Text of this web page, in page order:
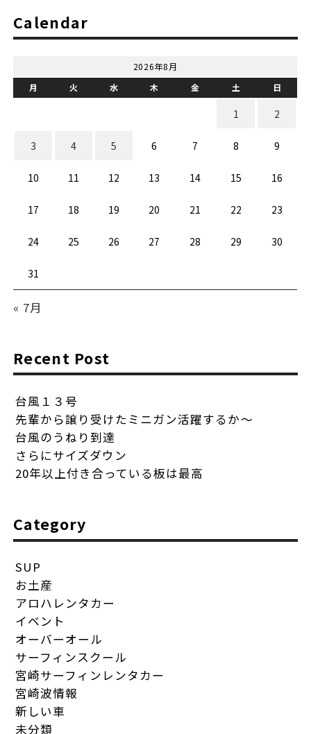
Calendar
2026年8月
月
火 水 木 金 土 日
1 2
3 4 5 6 7 8 9
10 11 12 13 14 15 16
17 18 19 20 21 22 23
24 25 26 27 28 29 30
31
« 7月
Recent Post
台風１３号
先輩から譲り受けたミニガン活躍するか〜
台風のうねり到達
さらにサイズダウン
20年以上付き合っている板は最高
Category
SUP
お土産
アロハレンタカー
イベント
オーバーオール
サーフィンスクール
宮崎サーフィンレンタカー
宮崎波情報
新しい車
未分類